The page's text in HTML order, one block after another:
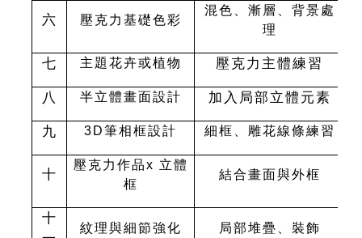
六 壓克力基礎色彩
混色、漸層、背景處
理
七 主題花卉或植物 壓克力主體練習
八 半立體畫面設計 加入局部立體元素
九 3D筆相框設計 細框、雕花線條練習
十
壓克力作品x 立體
框
結合畫面與外框
十
紋理與細節強化 局部堆疊、裝飾